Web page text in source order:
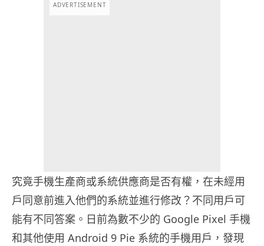
ADVERTISEMENT
究竟手機生產商或系統供應商是否有權，在未經用
戶同意前進入他們的系統並進行修改？不同用戶可
能有不同答案。日前為數不少的 Google Pixel 手機
和其他使用 Android 9 Pie 系統的手機用戶，發現